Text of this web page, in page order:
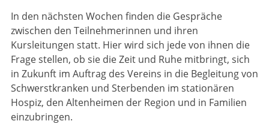
In den nächsten Wochen finden die Gespräche
zwischen den Teilnehmerinnen und ihren
Kursleitungen statt. Hier wird sich jede von ihnen die
Frage stellen, ob sie die Zeit und Ruhe mitbringt, sich
in Zukunft im Auftrag des Vereins in die Begleitung von
Schwerstkranken und Sterbenden im stationären
Hospiz, den Altenheimen der Region und in Familien
einzubringen.